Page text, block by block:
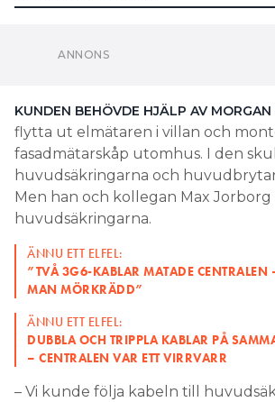
flytta ut elmätaren i villan och
huvudsäkringarna och
Men han och kollegan Max
huvudsäkringarna.
ÄNNU ETT ELFEL:
”TVÅ 3G6-KABLAR MATADE CENTRALEN
MAN MÖRKRÄDD”
ÄNNU ETT ELFEL:
DUBBLA OCH TRIPPLA KABLAR PÅ
– CENTRALEN VAR ETT VIRRVARR
– Vi kunde följa kabeln till
två håll, men sedan förvann den
badrummet. Vi fick gå över till
att ta lite mått hos dem och fick